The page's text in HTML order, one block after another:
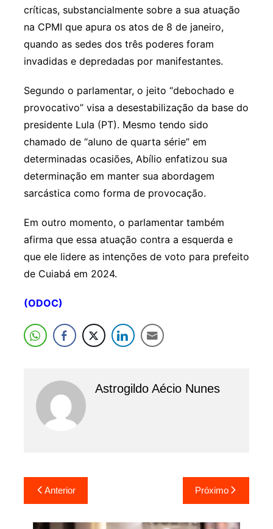
críticas, substancialmente sobre a sua atuação
na CPMI que apura os atos de 8 de janeiro,
quando as sedes dos três poderes foram
invadidas e depredadas por manifestantes.
Segundo o parlamentar, o jeito “debochado e
provocativo” visa a desestabilização da base do
presidente Lula (PT). Mesmo tendo sido
chamado de “aluno de quarta série” em
determinadas ocasiões, Abílio enfatizou sua
determinação em manter sua abordagem
sarcástica como forma de provocação.
Em outro momento, o parlamentar também
afirma que essa atuação contra a esquerda e
que ele lidere as intenções de voto para prefeito
de Cuiabá em 2024.
(ODOC)
Astrogildo Aécio Nunes
Navegação
de
Post
Anterior Próximo